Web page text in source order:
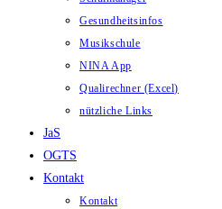
Gesundheitsinfos
Musikschule
NINA App
Qualirechner (Excel)
nützliche Links
JaS
OGTS
Kontakt
Kontakt